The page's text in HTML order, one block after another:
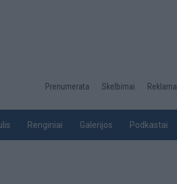
Desktop
top
Prenumerata Skelbimai Reklama
Renginiai Galerijos Podkastai